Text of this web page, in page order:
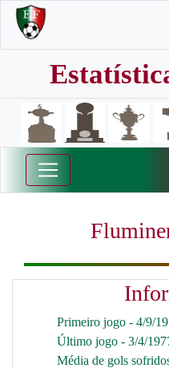
Primeiro jogo - 4/9/
Último jogo - 3/4/
Média de gols